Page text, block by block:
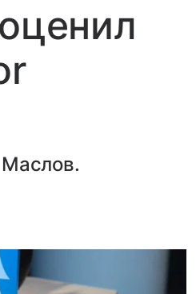
Маслов.